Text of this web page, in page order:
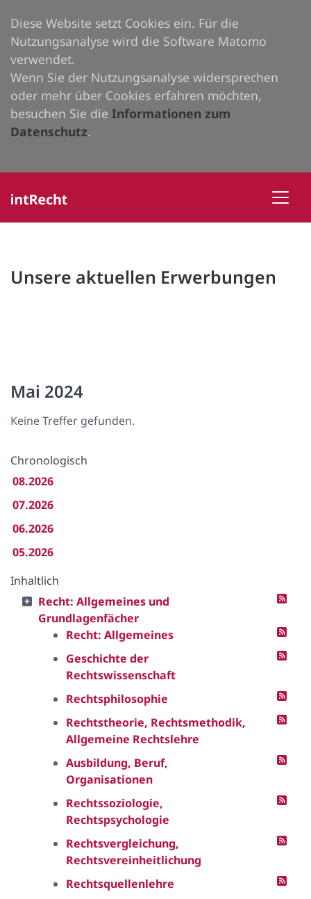
Diese Website setzt Cookies ein. Für die
Nutzungsanalyse wird die Software Matomo
verwendet.
Wenn Sie der Nutzungsanalyse widersprechen
oder mehr über Cookies erfahren möchten,
besuchen Sie die Informationen zum
Datenschutz.
Unsere aktuellen Erwerbungen
Mai 2024
Keine Treffer gefunden.
Chronologisch
08.2026
07.2026
06.2026
05.2026
Inhaltlich
Recht: Allgemeines und
Grundlagenfächer
Recht: Allgemeines
Geschichte der
Rechtswissenschaft
Rechtsphilosophie
Rechtstheorie, Rechtsmethodik,
Allgemeine Rechtslehre
Ausbildung, Beruf,
Organisationen
Rechtssoziologie,
Rechtspsychologie
Rechtsvergleichung,
Rechtsvereinheitlichung
Rechtsquellenlehre